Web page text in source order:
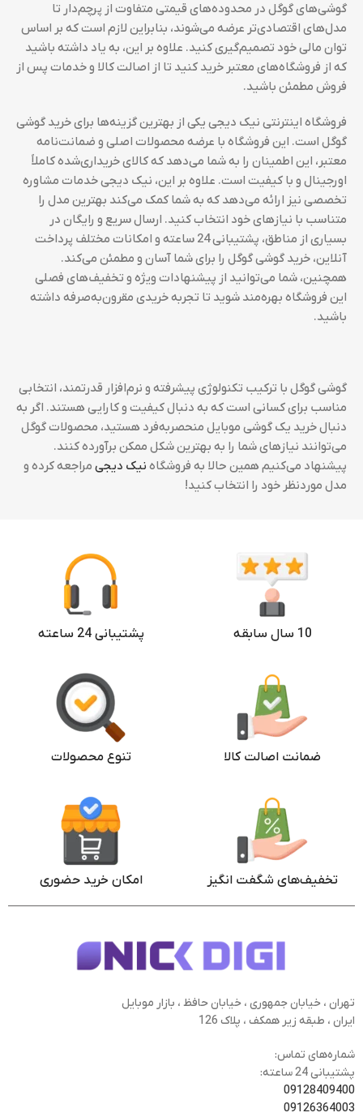
گوشی‌های گوگل در محدوده‌های قیمتی متفاوت از پرچم‌دار تا
مدل‌های اقتصادی‌تر عرضه می‌شوند، بنابراین لازم است که بر اساس
توان مالی خود تصمیم‌گیری کنید. علاوه بر این، به یاد داشته باشید
که از فروشگاه‌های معتبر خرید کنید تا از اصالت کالا و خدمات پس از
فروش مطمئن باشید.
فروشگاه اینترنتی نیک دیجی یکی از بهترین گزینه‌ها برای خرید گوشی
گوگل است. این فروشگاه با عرضه محصولات اصلی و ضمانت‌نامه
معتبر، این اطمینان را به شما می‌دهد که کالای خریداری‌شده کاملاً
اورجینال و با کیفیت است. علاوه بر این، نیک دیجی خدمات مشاوره
تخصصی نیز ارائه می‌دهد که به شما کمک می‌کند بهترین مدل را
متناسب با نیازهای خود انتخاب کنید. ارسال سریع و رایگان در
بسیاری از مناطق، پشتیبانی 24 ساعته و امکانات مختلف پرداخت
آنلاین، خرید گوشی گوگل را برای شما آسان و مطمئن می‌کند.
همچنین، شما می‌توانید از پیشنهادات ویژه و تخفیف‌های فصلی
این فروشگاه بهره‌مند شوید تا تجربه خریدی مقرون‌به‌صرفه داشته
باشید.
گوشی گوگل با ترکیب تکنولوژی پیشرفته و نرم‌افزار قدرتمند، انتخابی
مناسب برای کسانی است که به دنبال کیفیت و کارایی هستند. اگر به
دنبال خرید یک گوشی موبایل منحصربه‌فرد هستید، محصولات گوگل
می‌توانند نیازهای شما را به بهترین شکل ممکن برآورده کنند.
پیشنهاد می‌کنیم همین حالا به فروشگاه نیک دیجی مراجعه کرده و
مدل موردنظر خود را انتخاب کنید!
10 سال سابقه پشتیبانی 24 ساعته
ضمانت اصالت کالا تنوع محصولات
تخفیف‌های شگفت انگیز امکان خرید حضوری
تهران ، خیابان جمهوری ، خیابان حافظ ، بازار موبایل
ایران ، طبقه زیر همکف ، پلاک 126
شماره‌های تماس:
پشتیبانی 24 ساعته:
09128409400
09126364003